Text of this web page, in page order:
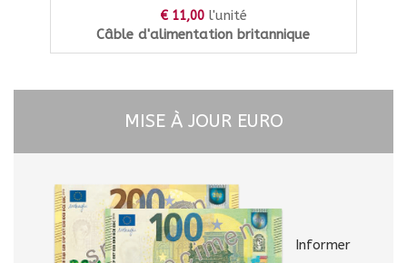
€ 11,00 l'unité
Câble d'alimentation britannique
MISE À JOUR EURO
Informer